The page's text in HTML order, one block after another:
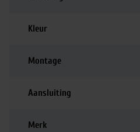
Kleur
Montage
Aansluiting
Merk